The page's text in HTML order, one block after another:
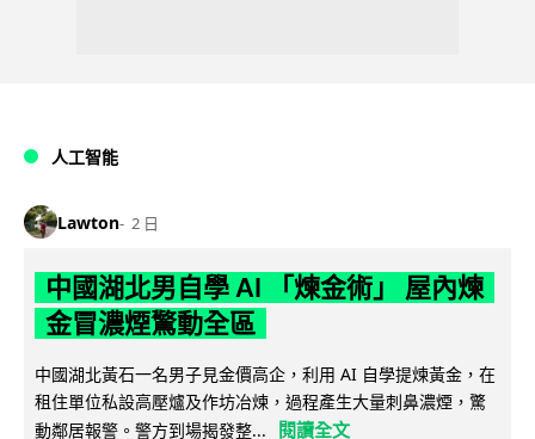
人工智能
Lawton 2 日
中國湖北男自學 AI 「煉金術」 屋內煉
金冒濃煙驚動全區
中國湖北黃石一名男子見金價高企，利用 AI 自學提煉黃金，在
租住單位私設高壓爐及作坊冶煉，過程產生大量刺鼻濃煙，驚
動鄰居報警。警方到場揭發整...
閱讀全文